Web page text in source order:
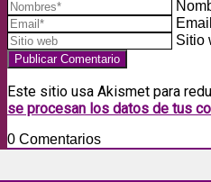
Sitio
Este sitio usa Akismet para
se procesan los datos de tus
0 Comentarios